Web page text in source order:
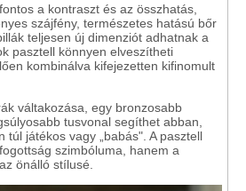
a kontraszt és az összhatás,
szájfény, természetes hatású bőr
teljesen új dimenziót adhatnak a
pasztell könnyen elveszítheti
kombinálva kifejezetten kifinomult
váltakozása, egy bronzosabb
tusvonal segíthet abban,
túl játékos vagy „babás". A pasztell
szimbóluma, hanem a
önálló stílusé.